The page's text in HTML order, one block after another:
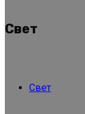
Свет
Свет